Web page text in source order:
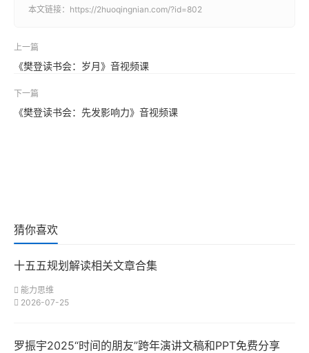
本文链接： https://2huoqingnian.com/?id=802
上一篇
《樊登读书会：岁月》音视频课
下一篇
《樊登读书会：先发影响力》音视频课
猜你喜欢
十五五规划解读相关文章合集
能力思维
2026-07-25
罗振宇2025“时间的朋友”跨年演讲文稿和PPT免费分享